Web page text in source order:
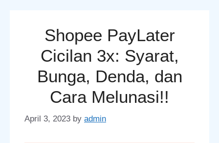
Shopee PayLater
Cicilan 3x: Syarat,
Bunga, Denda, dan
Cara Melunasi!!
April 3, 2023 by admin